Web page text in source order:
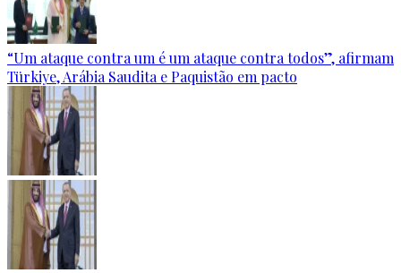
“Um ataque contra um é um ataque contra todos”, afirmam
Türkiye, Arábia Saudita e Paquistão em pacto